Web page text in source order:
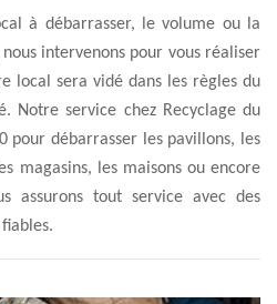
à débarrasser, le volume ou la
intervenons pour vous réaliser
local sera vidé dans les règles du
Notre service chez Recyclage du
pour débarrasser les pavillons, les
magasins, les maisons ou encore
assurons tout service avec des